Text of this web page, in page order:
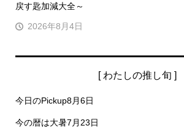
戻す匙加減大全～
2026年8月4日
[ わたしの推し旬 ]
今日のPickup8月6日
今の暦は大暑7月23日